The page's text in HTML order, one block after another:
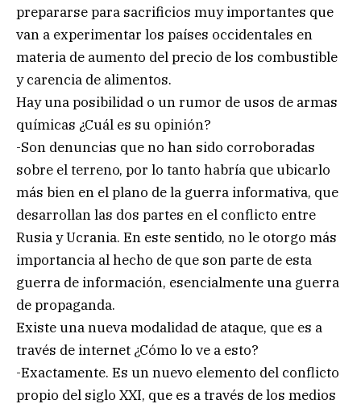
prepararse para sacrificios muy importantes que
van a experimentar los países occidentales en
materia de aumento del precio de los combustible
y carencia de alimentos.
Hay una posibilidad o un rumor de usos de armas
químicas ¿Cuál es su opinión?
-Son denuncias que no han sido corroboradas
sobre el terreno, por lo tanto habría que ubicarlo
más bien en el plano de la guerra informativa, que
desarrollan las dos partes en el conflicto entre
Rusia y Ucrania. En este sentido, no le otorgo más
importancia al hecho de que son parte de esta
guerra de información, esencialmente una guerra
de propaganda.
Existe una nueva modalidad de ataque, que es a
través de internet ¿Cómo lo ve a esto?
-Exactamente. Es un nuevo elemento del conflicto
propio del siglo XXI, que es a través de los medios